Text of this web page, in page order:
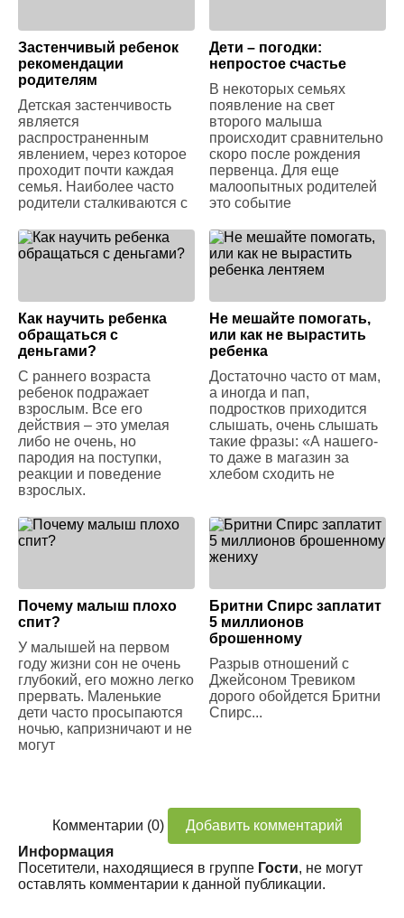
Застенчивый ребенок
рекомендации
родителям
Детская застенчивость
является
распространенным
явлением, через которое
проходит почти каждая
семья. Наиболее часто
родители сталкиваются с
Дети – погодки:
непростое счастье
В некоторых семьях
появление на свет
второго малыша
происходит сравнительно
скоро после рождения
первенца. Для еще
малоопытных родителей
это событие
Как научить ребенка
обращаться с
деньгами?
С раннего возраста
ребенок подражает
взрослым. Все его
действия – это умелая
либо не очень, но
пародия на поступки,
реакции и поведение
взрослых.
Не мешайте помогать,
или как не вырастить
ребенка
Достаточно часто от мам,
а иногда и пап,
подростков приходится
слышать, очень слышать
такие фразы: «А нашего-
то даже в магазин за
хлебом сходить не
Почему малыш плохо
спит?
У малышей на первом
году жизни сон не очень
глубокий, его можно легко
прервать. Маленькие
дети часто просыпаются
ночью, капризничают и не
могут
Бритни Спирс заплатит
5 миллионов
брошенному
Разрыв отношений с
Джейсоном Тревиком
дорого обойдется Бритни
Спирс...
Комментарии (0)
Добавить комментарий
Информация
Посетители, находящиеся в группе Гости, не могут
оставлять комментарии к данной публикации.